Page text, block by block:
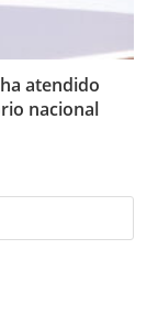
atendido
nacional